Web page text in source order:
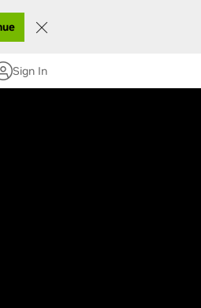
Sign In